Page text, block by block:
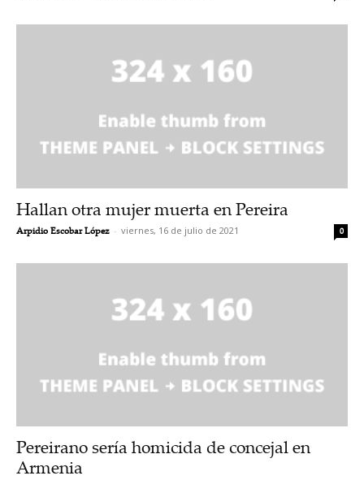
Hallan otra mujer muerta en Pereira
Arpidio Escobar López - viernes, 16 de julio de 2021 0
Pereirano sería homicida de concejal en
Armenia